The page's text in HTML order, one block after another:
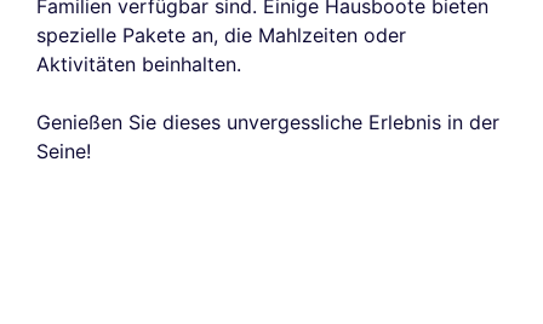
Familien verfügbar sind. Einige Hausboote bieten
spezielle Pakete an, die Mahlzeiten oder
Aktivitäten beinhalten.
Genießen Sie dieses unvergessliche Erlebnis in der
Seine!